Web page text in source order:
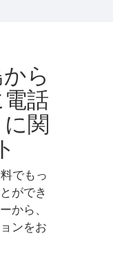
ら
話
関
でもっ
ができ
から、
ンをお